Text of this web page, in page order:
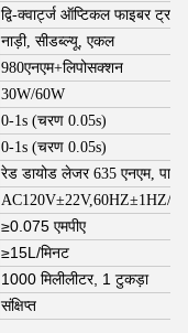
द्वि-क्वार्ट्ज ऑप्टिकल फाइबर
नाड़ी, सीडब्ल्यू, एकल
980एनएम+लिपोसक्शन
30W/60W
0-1s (चरण 0.05s)
0-1s (चरण 0.05s)
रेड डायोड लेजर 635 एनएम,
AC120V±22V,60HZ±1HZ/
≥0.075 एमपीए
≥15L/मिनट
1000 मिलीलीटर, 1 टुकड़ा
संक्षिप्त